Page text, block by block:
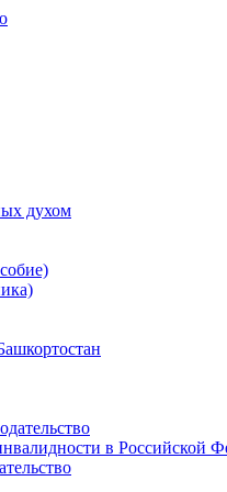
духом
в Российской